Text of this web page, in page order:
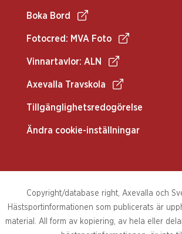
Boka Bord
Fotocred: MVA Foto
Vinnartavlor: ALN
Axevalla Travskola
Tillgänglighetsredogörelse
Ändra cookie-inställningar
Copyright/database right, Axevalla och
Hästsportinformationen som publicerats är
material. All form av kopiering, av hela eller